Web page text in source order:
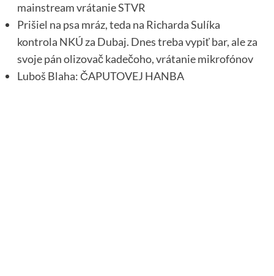
mainstream vrátanie STVR
Prišiel na psa mráz, teda na Richarda Sulíka
kontrola NKÚ za Dubaj. Dnes treba vypiť bar, ale za
svoje pán olizovač kadečoho, vrátanie mikrofónov
Luboš Blaha: ČAPUTOVEJ HANBA